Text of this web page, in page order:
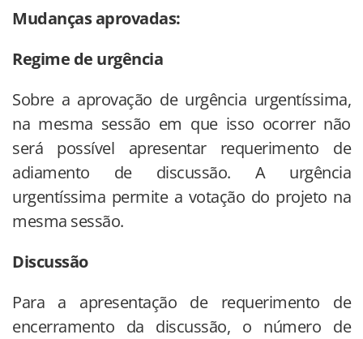
Mudanças aprovadas:
Regime de urgência
Sobre a aprovação de urgência urgentíssima,
na mesma sessão em que isso ocorrer não
será possível apresentar requerimento de
adiamento de discussão. A urgência
urgentíssima permite a votação do projeto na
mesma sessão.
Discussão
Para a apresentação de requerimento de
encerramento da discussão, o número de